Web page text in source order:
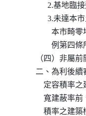
2.基
3.
（四）非
二、為利
定容
寬建
積率